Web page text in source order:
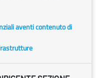
aventi contenuto di